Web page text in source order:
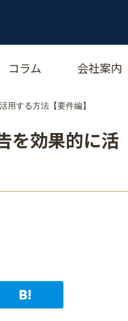
コラム 会社案内
用する方法【要件編】
を効果的に活